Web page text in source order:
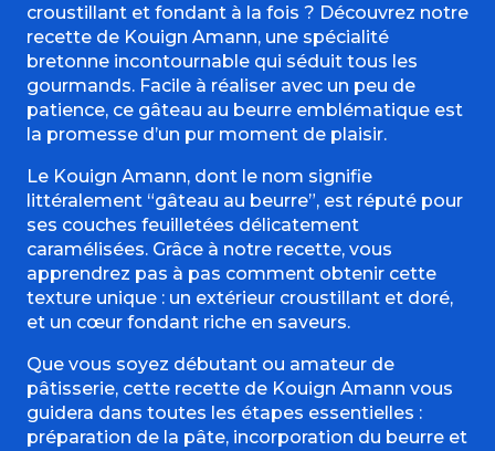
croustillant et fondant à la fois ? Découvrez notre
recette de Kouign Amann, une spécialité
bretonne incontournable qui séduit tous les
gourmands. Facile à réaliser avec un peu de
patience, ce gâteau au beurre emblématique est
la promesse d’un pur moment de plaisir.
Le Kouign Amann, dont le nom signifie
littéralement “gâteau au beurre”, est réputé pour
ses couches feuilletées délicatement
caramélisées. Grâce à notre recette, vous
apprendrez pas à pas comment obtenir cette
texture unique : un extérieur croustillant et doré,
et un cœur fondant riche en saveurs.
Que vous soyez débutant ou amateur de
pâtisserie, cette recette de Kouign Amann vous
guidera dans toutes les étapes essentielles :
préparation de la pâte, incorporation du beurre et